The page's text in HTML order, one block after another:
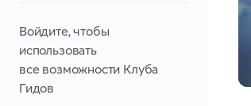
Войдите, чтобы
использовать
все возможности Клуба
Гидов